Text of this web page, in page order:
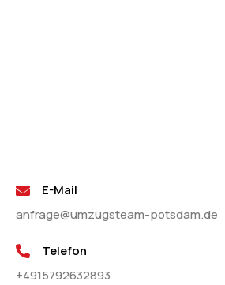
E-Mail
anfrage@umzugsteam-potsdam.de
Telefon
+4915792632893